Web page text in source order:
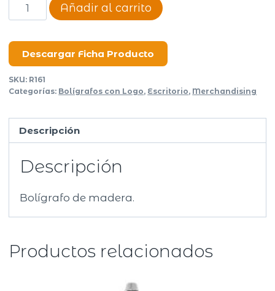
Bolígrafo
Ringo
Añadir al carrito
Descargar Ficha Producto
SKU: R161
Categorías: Bolígrafos con Logo, Escritorio, Merchandising
Descripción
Descripción
Bolígrafo de madera.
Productos relacionados